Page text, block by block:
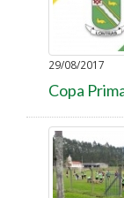
29/08/2017
Copa